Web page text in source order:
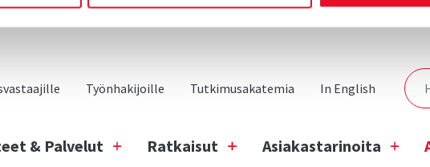
Työnhakijoille Tutkimusakatemia In English
& Palvelut Ratkaisut Asiakastarinoita